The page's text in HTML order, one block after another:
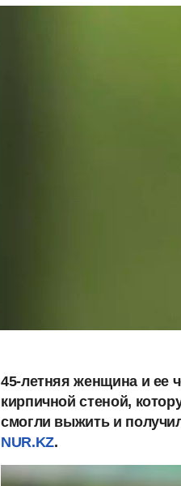
45-летняя женщина и ее
кирпичной стеной,
смогли выжить и
NUR.KZ.